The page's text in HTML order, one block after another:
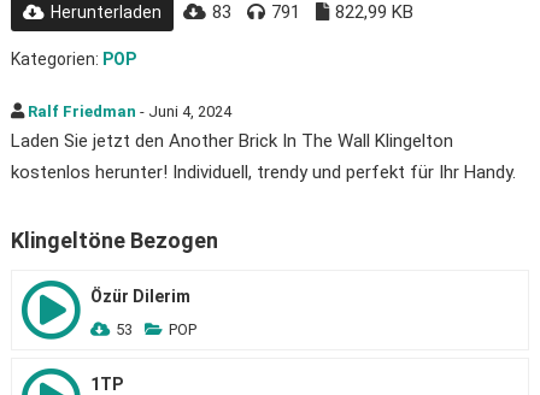
Herunterladen 83 791 822,99 KB
Kategorien: POP
Ralf Friedman - Juni 4, 2024
Laden Sie jetzt den Another Brick In The Wall Klingelton
kostenlos herunter! Individuell, trendy und perfekt für Ihr Handy.
Klingeltöne Bezogen
Özür Dilerim
53 POP
1TP